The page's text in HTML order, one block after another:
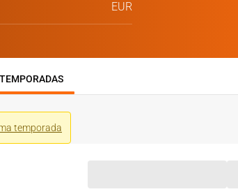
EUR
TEMPORADAS
temporada